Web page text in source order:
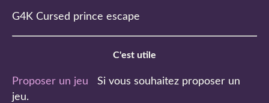
G4K Cursed prince escape
C'est utile
Proposer un jeu Si vous souhaitez proposer un
jeu.